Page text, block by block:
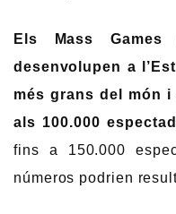
Els Mass
desenvolupen a
més grans del món
als 100.000
fins a 150.000
números podrien